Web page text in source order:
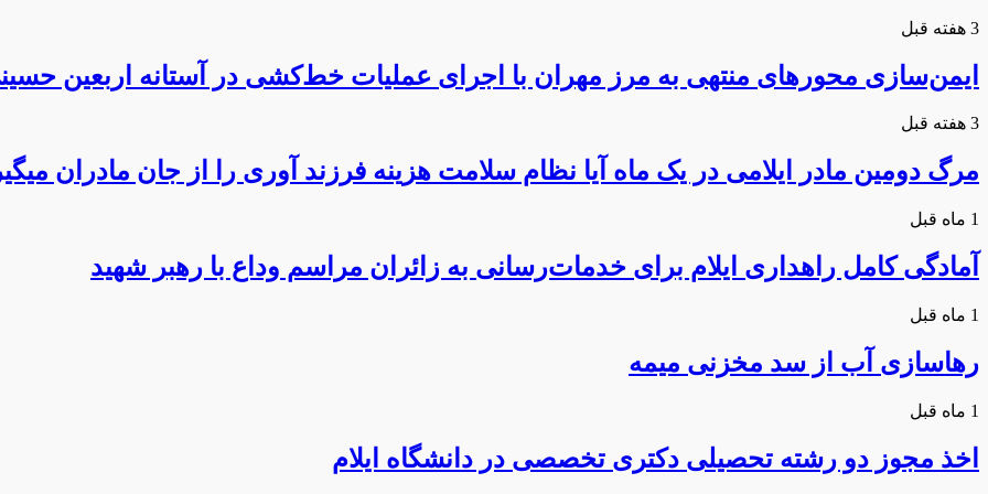
3 هفته قبل
ایمن‌سازی محورهای منتهی به مرز مهران با اجرای عملیات خط‌کشی در آستانه اربعین
3 هفته قبل
مرگ دومین مادر ایلامی در یک ماه آیا نظام سلامت هزینه فرزند آوری را از جان مادران
1 ماه قبل
آمادگی کامل راهداری ایلام برای خدمات‌رسانی به زائران مراسم وداع با رهبر شهید
1 ماه قبل
رهاسازی آب از سد مخزنی میمه
1 ماه قبل
اخذ مجوز دو رشته تحصیلی دکتری تخصصی در دانشگاه ایلام